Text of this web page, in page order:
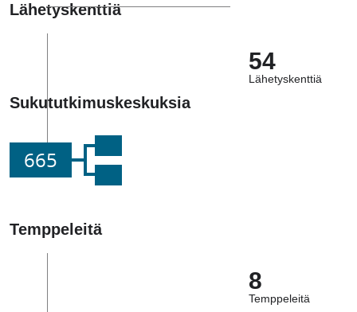
Lähetyskenttiä
54
Lähetyskenttiä
Sukututkimuskeskuksia
665
Temppeleitä
8
Temppeleitä